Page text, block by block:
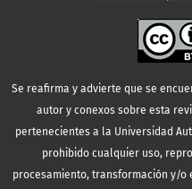
Se reafirma y advierte que se
autor y conexos sobre esta
pertenecientes a la Universidad
prohibido cualquier uso,
procesamiento, transformación y/